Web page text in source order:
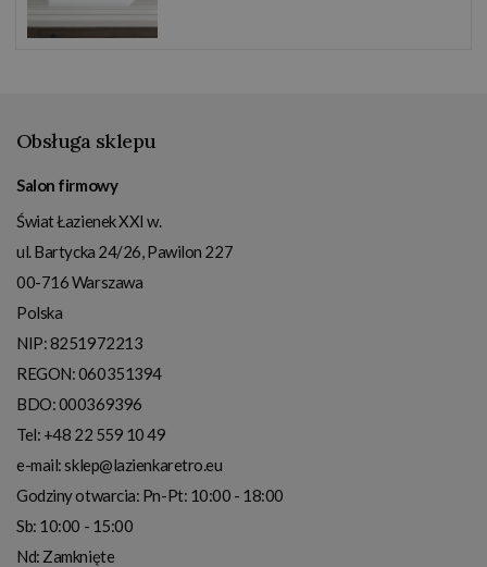
Obsługa sklepu
Salon firmowy
Świat Łazienek XXI w.
ul. Bartycka 24/26, Pawilon 227
00-716Warszawa
Polska
NIP:8251972213
REGON: 060351394
BDO: 000369396
Tel: +48 22 559 10 49
e-mail:sklep@lazienkaretro.eu
Godziny otwarcia: Pn-Pt: 10:00 - 18:00
Sb: 10:00 - 15:00
Nd: Zamknięte